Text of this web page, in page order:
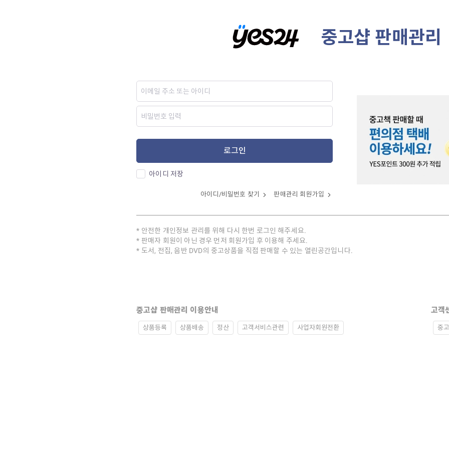
중고샵 판매관리
로그인
아이디 저장
아이디/비밀번호 찾기 판매관리 회원가입
안전한 개인정보 관리를 위해 다시 한번 로그인 해주세요.
판매자 회원이 아닌 경우 먼저 회원가입 후 이용해 주세요.
도서, 전집, 음반 DVD의 중고상품을 직접 판매할 수 있는 열린공간입니다.
중고샵 판매관리 이용안내
상품등록 상품배송 정산 고객서비스관련 사업자회원전환
고객
중